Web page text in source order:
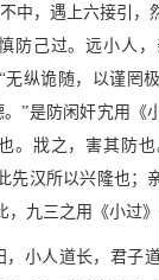
中，遇上六接引，
防己过。远小人
无纵诡随，以谨罔
”是防闲奸宄用《
。戕之，害其防也
先汉所以兴隆也；
九三之用《小过》
，小人道长，君子